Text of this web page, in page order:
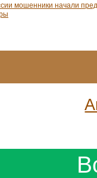
мошенники начали